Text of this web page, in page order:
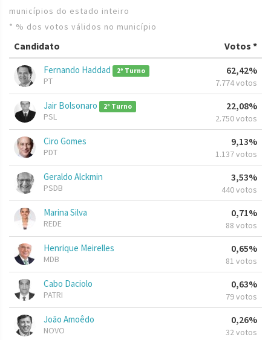
municípios do estado inteiro
* % dos votos válidos no município
Candidato Votos *
Fernando Haddad 2º Turno
PT
62,42%
7.774 votos
Jair Bolsonaro 2º Turno
PSL
22,08%
2.750 votos
Ciro Gomes
PDT
9,13%
1.137 votos
Geraldo Alckmin
PSDB
3,53%
440 votos
Marina Silva
REDE
0,71%
88 votos
Henrique Meirelles
MDB
0,65%
81 votos
Cabo Daciolo
PATRI
0,63%
79 votos
João Amoêdo
NOVO
0,26%
32 votos